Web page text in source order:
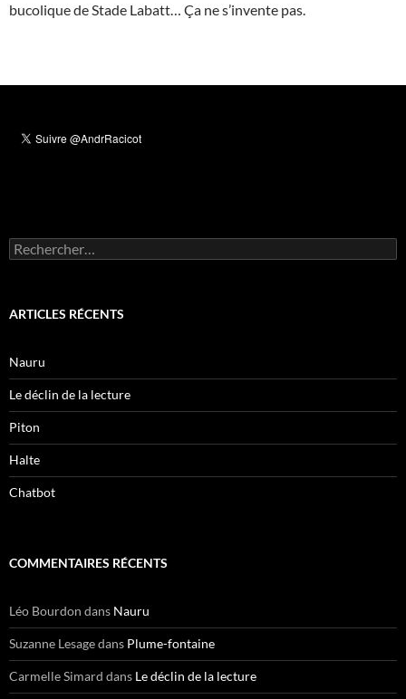
bucolique de Stade Labatt… Ça ne s’invente pas.
Rechercher :
ARTICLES RÉCENTS
Nauru
Le déclin de la lecture
Piton
Halte
Chatbot
COMMENTAIRES RÉCENTS
Léo Bourdon dans Nauru
Suzanne Lesagedans Plume-fontaine
Carmelle Simard dans Le déclin de la lecture